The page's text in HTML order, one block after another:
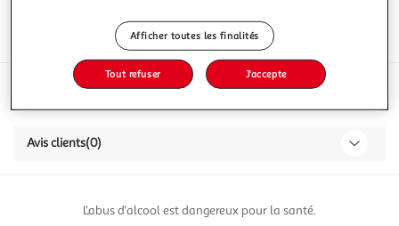
Interdit femme enceinte Format
Caractéristiques
Avis clients(0)
L'abus d'alcool est dangereux pour la santé.
Afficher toutes les finalités
Tout refuser J'accepte